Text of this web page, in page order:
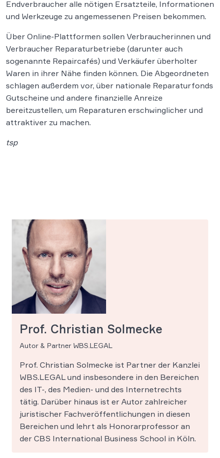
Endverbraucher alle nötigen Ersatzteile, Informationen
und Werkzeuge zu angemessenen Preisen bekommen.
Über Online-Plattformen sollen Verbraucherinnen und
Verbraucher Reparaturbetriebe (darunter auch
sogenannte Repaircafés) und Verkäufer überholter
Waren in ihrer Nähe finden können. Die Abgeordneten
schlagen außerdem vor, über nationale Reparaturfonds
Gutscheine und andere finanzielle Anreize
bereitzustellen, um Reparaturen erschwinglicher und
attraktiver zu machen.
tsp
Prof. Christian Solmecke
Autor & Partner WBS.LEGAL
Prof. Christian Solmecke ist Partner der Kanzlei
WBS.LEGAL und insbesondere in den Bereichen
des IT-, des Medien- und des Internetrechts
tätig. Darüber hinaus ist er Autor zahlreicher
juristischer Fachveröffentlichungen in diesen
Bereichen und lehrt als Honorarprofessor an
der CBS International Business School in Köln.